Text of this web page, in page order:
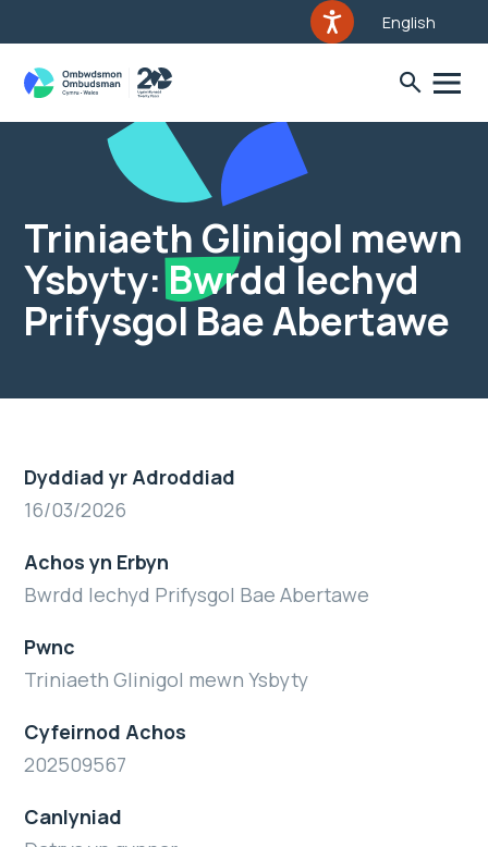
English
Triniaeth Glinigol mewn
Ysbyty: Bwrdd Iechyd
Prifysgol Bae Abertawe
Dyddiad yr Adroddiad
16/03/2026
Achos yn Erbyn
Bwrdd Iechyd Prifysgol Bae Abertawe
Pwnc
Triniaeth Glinigol mewn Ysbyty
Cyfeirnod Achos
202509567
Canlyniad